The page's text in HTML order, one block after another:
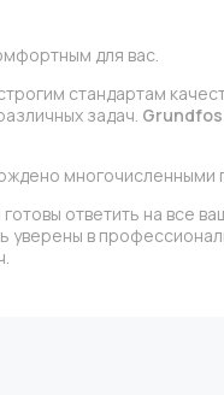
для вас.
стандартам
задач. Grundfos
ответить на все
в